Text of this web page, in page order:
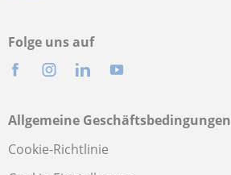
Folge uns auf
Allgemeine Geschäftsbedingungen
Cookie-Richtlinie